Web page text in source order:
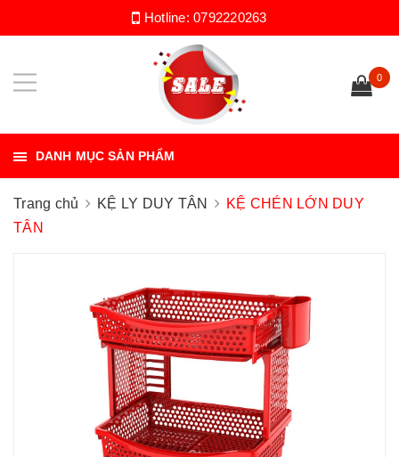
Hotline:0792220263
0
DANH MỤC SẢN PHẨM
Trang chủ KỆ LY DUY TÂN
KỆ CHÉN LỚN DUY
TÂN